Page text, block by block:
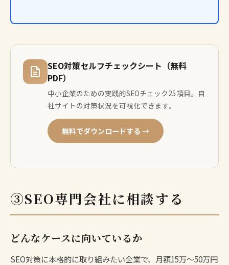
SEO対策セルフチェックシート（無料
PDF）
中小企業のための実践的SEOチェック25項目。自
社サイトの対策状況を可視化できます。
無料でダウンロードする →
③SEO専門会社に相談する
どんなケースに向いているか
SEO対策に本格的に取り組みたい企業で、月額15万〜50万円